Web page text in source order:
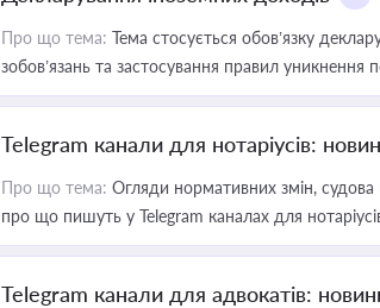
Про що тема: Тема стосується обов’язку
зобов’язань та застосування правил уникнення
Telegram канали для нотаріусів:
Про що тема: Огляди нормативних змін, судова
про що пишуть у Telegram каналах для
Telegram канали для адвокатів: